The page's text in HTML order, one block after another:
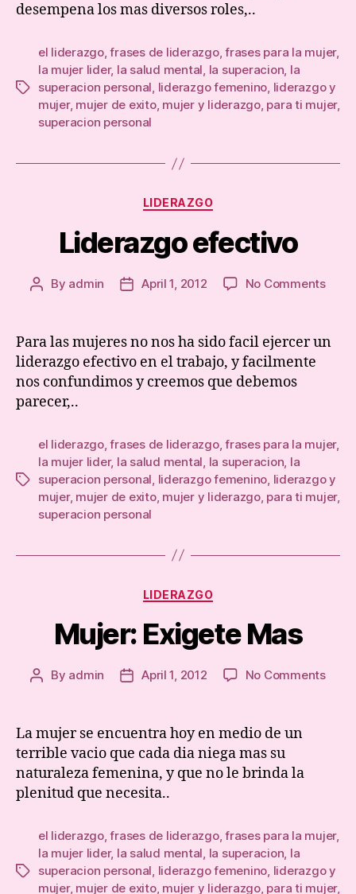
desempena los mas diversos roles,..
Tags
el liderazgo,frases de liderazgo,frases para la mujer,
la mujer lider, la salud mental, la superacion, la
superacion personal, liderazgo femenino, liderazgo y
mujer, mujer de exito, mujer y liderazgo, para ti mujer,
superacion personal
Categories
LIDERAZGO
Liderazgo efectivo
Post
By admin
PostApril 1, 2012 No Commentson
Para las mujeres no nos ha sido facil ejercer un
liderazgo efectivo en el trabajo, y facilmente
nos confundimos y creemos que debemos
parecer,..
Tags
el liderazgo,frases de liderazgo,frases para la mujer,
la mujer lider, la salud mental la superacion la
superacion personal liderazgo femenino liderazgo y
mujer, mujer de exito, mujer y liderazgo, para ti mujer,
superacion personal
Categories
LIDERAZGO
Mujer: Exigete Mas
Post
By admin
PostApril 1, 2012 No Commentson
La mujer se encuentra hoy en medio de un
terrible vacio que cada dia niega mas su
naturaleza femenina, y que no le brinda la
plenitud que necesita..
Tags
el liderazgo,frases de liderazgo,frases para la mujer,
la mujer lider, la salud mental, la superacion, la
superacion personal, liderazgo femenino, liderazgo y
mujer, mujer de exito, mujer y liderazgo, para ti mujer,